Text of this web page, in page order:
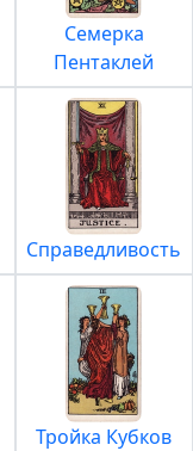
Семерка
Пентаклей
Справедливость
Тройка Кубков